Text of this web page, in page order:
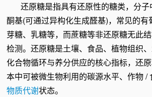
还原糖是指具有还原性的糖类，分
酮基(可通过异构化生成醛基)，常见的
芽糖、乳糖等，而蔗糖等非还原糖无此
检测。还原糖是土壤、食品、植物组织
化合物循环与养分供应的核心指标，还
本中可被微生物利用的碳源水平、作物 /
物质代谢状态。